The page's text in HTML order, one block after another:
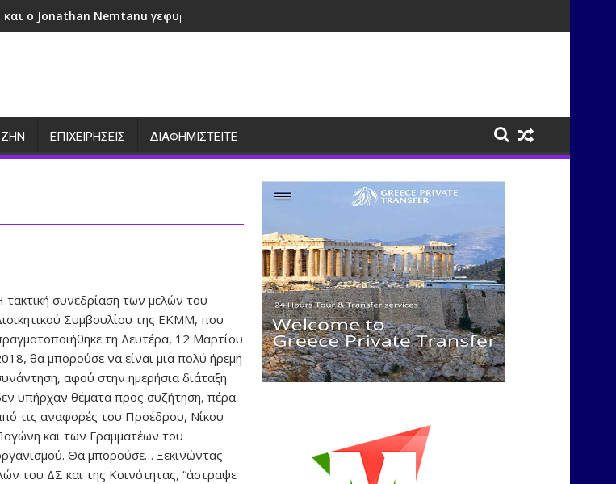
ο Jonathan Nemtanu γεφυρώνουν πολιτισμούς μέσα από τη μουσική
ΕΠΙΧΕΙΡΗΣΕΙΣ ΔΙΑΦΗΜΙΣΤΕΙΤΕ
τακτική συνεδρίαση των μελών του
Συμβουλίου της ΕΚΜΜ, που
τη Δευτέρα, 12 Μαρτίου
θα μπορούσε να είναι μια πολύ ήρεμη
αφού στην ημερήσια διάταξη
υπήρχαν θέματα προς συζήτηση, πέρα
τις αναφορές του Προέδρου, Νίκου
και των Γραμματέων του
Θα μπορούσε… Ξεκινώντας
του ΔΣ και της Κοινότητας, “άστραψε